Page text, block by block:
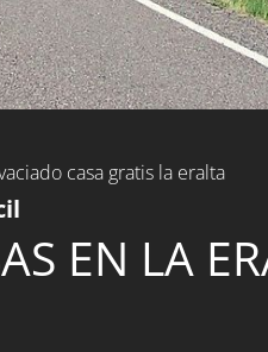
casa gratis la eralta
EN LA